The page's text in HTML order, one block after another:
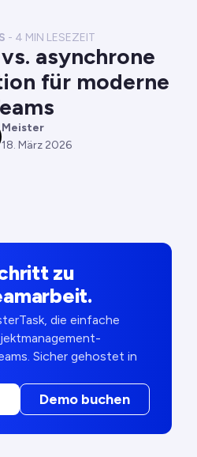
- 4 MIN LESEZEIT
asynchrone
für moderne
M
Meister
18. März 2026
zu
die einfache
Sicher gehostet in
Demo buchen